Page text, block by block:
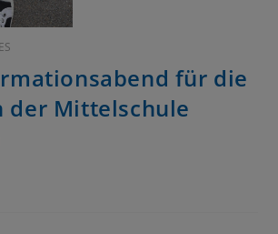
für die
der Mittelschule